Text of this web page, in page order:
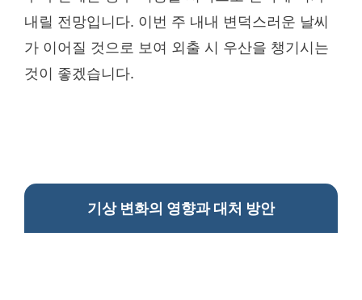
내릴 전망입니다. 이번 주 내내 변덕스러운 날씨
가 이어질 것으로 보여 외출 시 우산을 챙기시는
것이 좋겠습니다.
기상 변화의 영향과 대처 방안